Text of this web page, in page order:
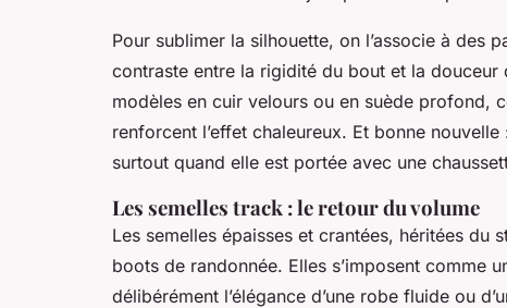
Pour sublimer la silhouette, on l’associe à des
contraste entre la rigidité du bout et la douceur
modèles en cuir velours ou en suède profond,
renforcent l’effet chaleureux. Et bonne
surtout quand elle est portée avec une
Les semelles track : le retour du volume
Les semelles épaisses et crantées, héritées du
boots de randonnée. Elles s’imposent comme
délibérément l’élégance d’une robe fluide ou